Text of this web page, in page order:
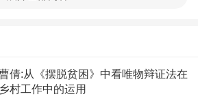
献。其次，在必要的时候可以制
规或者政策，对那些猖狂的宗族势
作选举、欺压村民以及严重破坏乡
倩:从《摆脱贫困》中看唯物辩证法在
乡村工作中的运用